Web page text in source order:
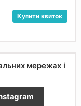
Купити квиток
мережах і